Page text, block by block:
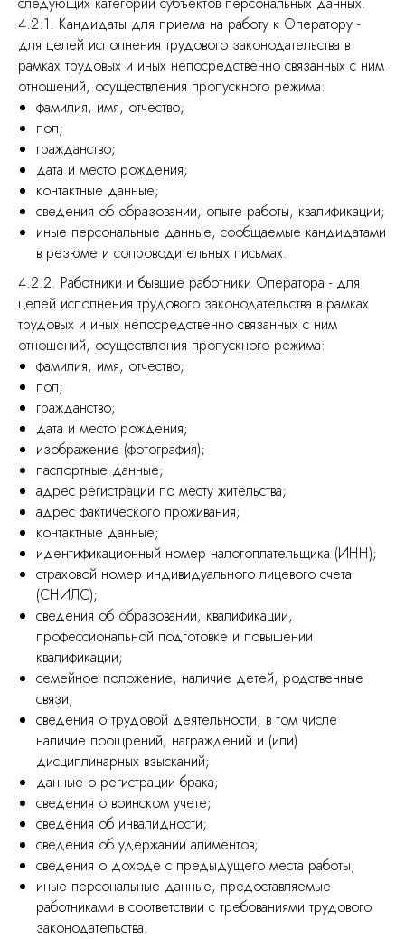
4.2.1. Кандидаты для приема на работу к Оператору -
для целей исполнения трудового законодательства в
рамках трудовых и иных непосредственно связанных с ним
отношений, осуществления пропускного режима:
фамилия, имя, отчество;
пол;
гражданство;
дата и место рождения;
контактные данные;
сведения об образовании, опыте работы, квалификации;
иные персональные данные, сообщаемые кандидатами
в резюме и сопроводительных письмах.
4.2.2. Работники и бывшие работники Оператора - для
целей исполнения трудового законодательства в рамках
трудовых и иных непосредственно связанных с ним
отношений, осуществления пропускного режима:
фамилия, имя, отчество;
пол;
гражданство;
дата и место рождения;
изображение (фотография);
паспортные данные;
адрес регистрации по месту жительства;
адрес фактического проживания;
контактные данные;
идентификационный номер налогоплательщика (ИНН);
страховой номер индивидуального лицевого счета
(СНИЛС);
сведения об образовании, квалификации,
профессиональной подготовке и повышении
квалификации;
семейное положение, наличие детей, родственные
связи;
сведения о трудовой деятельности, в том числе
наличие поощрений, награждений и (или)
дисциплинарных взысканий;
данные о регистрации брака;
сведения о воинском учете;
сведения об инвалидности;
сведения об удержании алиментов;
сведения о доходе с предыдущего места работы;
иные персональные данные, предоставляемые
работниками в соответствии с требованиями трудового
законодательства.